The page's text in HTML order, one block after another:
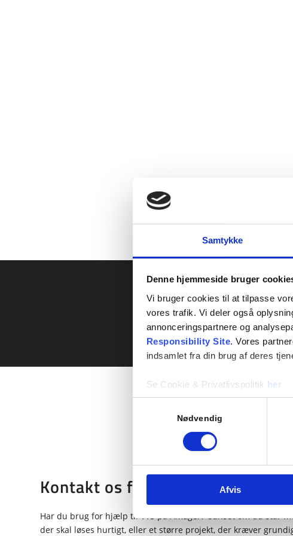
Samtykke
Denne hjemmeside bruger
Vi bruger cookies til at tilpasse
vores trafik. Vi deler også
annonceringspartnere og
Responsibility Site. Vores
indsamlet fra din brug af deres
Se Cookie & Privatlivspolitik her
Nødvendig
Afvis
Har du
Kontakt os for VVS på Amager
Har du brug for hjælp til VVS på Amager? Uanset om du står
der skal løses hurtigt, eller et større projekt, der kræver